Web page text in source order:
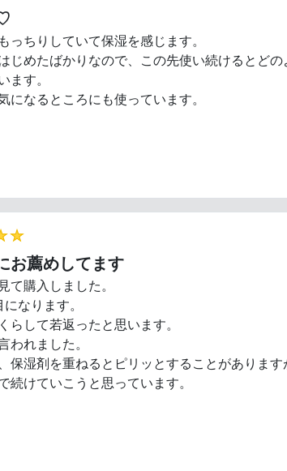
っちりしていて保湿を感じます。
じめたばかりなので、この先使い続けるとどの
ます。
になるところにも使っています。
お薦めしてます
て購入しました。
なります。
らして若返ったと思います。
われました。
保湿剤を重ねるとピリッとすることがあります
続けていこうと思っています。